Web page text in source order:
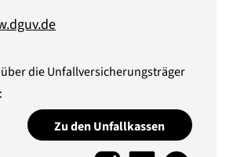
die Unfallversicherungsträger
Zu den Unfallkassen